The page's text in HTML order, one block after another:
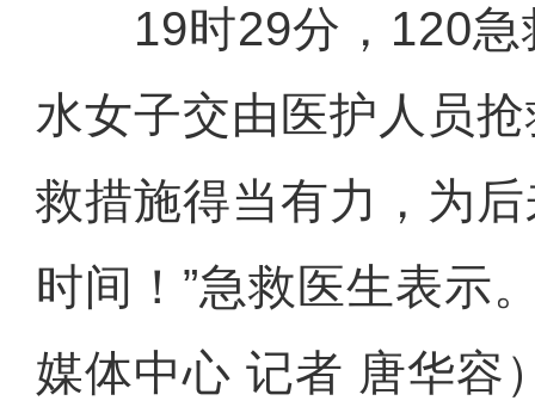
19时29分，120急
水女子交由医护人员
救措施得当有力，为
时间！”急救医生表示
媒体中心 记者 唐华容